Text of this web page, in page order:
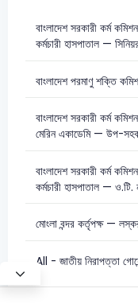
বাংলাদেশ সরকারী কর্ম
কর্মচারী হাসপাতাল —
বাংলাদেশ পরমাণু শক্তি
বাংলাদেশ সরকারী কর্ম
মেরিন একাডেমি — উপ-
বাংলাদেশ সরকারী কর্ম
কর্মচারী হাসপাতাল —
মোংলা বন্দর কর্তৃপক্ষ —
All - জাতীয় নিরাপত্তা